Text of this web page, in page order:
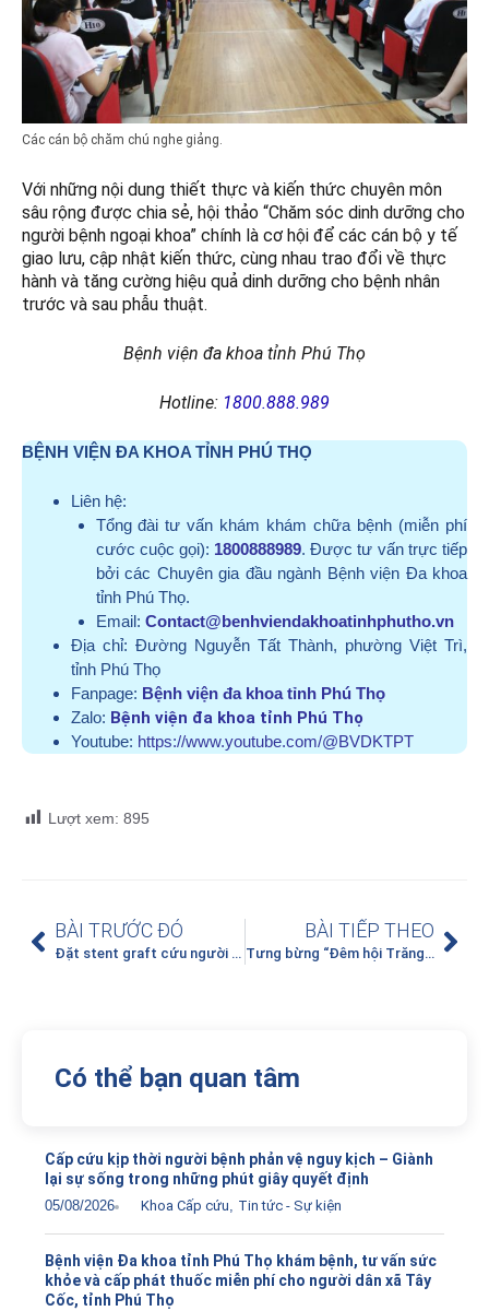
Các cán bộ chăm chú nghe giảng.
Với những nội dung thiết thực và kiến thức chuyên môn
sâu rộng được chia sẻ, hội thảo “Chăm sóc dinh dưỡng cho
người bệnh ngoại khoa” chính là cơ hội để các cán bộ y tế
giao lưu, cập nhật kiến thức, cùng nhau trao đổi về thực
hành và tăng cường hiệu quả dinh dưỡng cho bệnh nhân
trước và sau phẫu thuật.
Bệnh viện đa khoa tỉnh Phú Thọ
Hotline: 1800.888.989
BỆNH VIỆN ĐA KHOA TỈNH PHÚ THỌ
Liên hệ:
Tổng đài tư vấn khám khám chữa bệnh (miễn phí
cước cuộc gọi): 1800888989. Được tư vấn trực tiếp
bởi các Chuyên gia đầu ngành Bệnh viện Đa khoa
tỉnh Phú Thọ.
Email: Contact@benhviendakhoatinhphutho.vn
Địa chỉ: Đường Nguyễn Tất Thành, phường Việt Trì,
tỉnh Phú Thọ
Fanpage: Bệnh viện đa khoa tỉnh Phú Thọ
Zalo: Bệnh viện đa khoa tỉnh Phú Thọ
Youtube: https://www.youtube.com/@BVDKTPT
Lượt xem: 895
BÀI TRƯỚC ĐÓ
Đặt stent graft cứu người bệnh cao tuổi phình tách động mạch chủ, mắc nhiều bệnh nền
BÀI TIẾP THEO
Tưng bừng “Đêm hội Trăng rằm và Trao thưởng học sinh giỏi các cấp” cho con em cán bộ BVĐK tỉnh Phú Thọ
Có thể bạn quan tâm
Cấp cứu kịp thời người bệnh phản vệ nguy kịch – Giành
lại sự sống trong những phút giây quyết định
05/08/2026 Khoa Cấp cứu, Tin tức - Sự kiện
Bệnh viện Đa khoa tỉnh Phú Thọ khám bệnh, tư vấn sức
khỏe và cấp phát thuốc miễn phí cho người dân xã Tây
Cốc, tỉnh Phú Thọ